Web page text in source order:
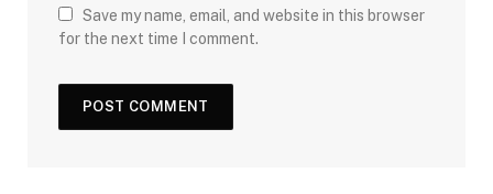
Save my name, email, and website in this browser
for the next time I comment.